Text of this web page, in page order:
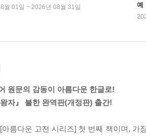
월 01일 ~ 2026년 08월 31일
예
원문의 감동이 아름다운 한글로!
왕자』 불한 완역판(개정판) 출간!
아름다운 고전 시리즈] 첫 번째 책이며, 가